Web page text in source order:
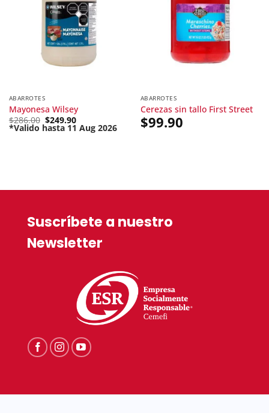
ABARROTES
Mayonesa Wilsey
$286.00 Original
price
was:
$249.90
*Valido hasta 11 Aug 2026
Current
ABARROTES
Cerezas sin tallo First Street
$99.90
Suscríbete a nuestro
Newsletter